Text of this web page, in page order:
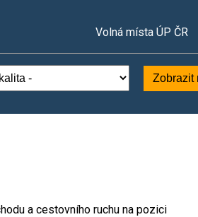
Volná místa ÚP ČR
Zobrazit
a cestovního ruchu na pozici